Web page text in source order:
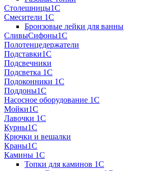
Столешницы1С
Смесители 1С
Бронзовые лейки для ванны
СливыСифоны1С
Полотенцедержатели
Подставки1С
Подсвечники
Подсветка 1С
Подоконники 1С
Поддоны1С
Насосное оборудование 1С
Мойки1С
Лавочки 1С
Курны1С
Крючки и вешалки
Краны1С
Камины 1C
Топки для каминов 1C